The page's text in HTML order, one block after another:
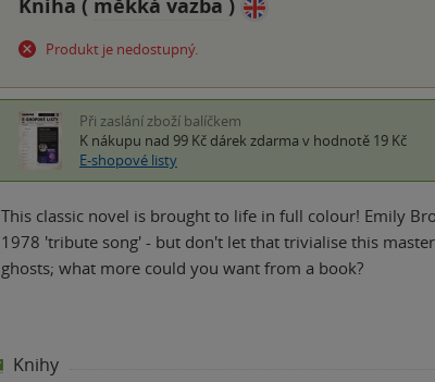
Kniha ( měkká vazba )
Produkt je nedostupný.
Při zaslání zboží balíčkem
K nákupu nad 99 Kč dárek zdarma v hodnotě 19 Kč
E-shopové listy
This classic novel is brought to life in full colour! Emily
1978 'tribute song' - but don't let that trivialise this
ghosts; what more could you want from a book?
Knihy